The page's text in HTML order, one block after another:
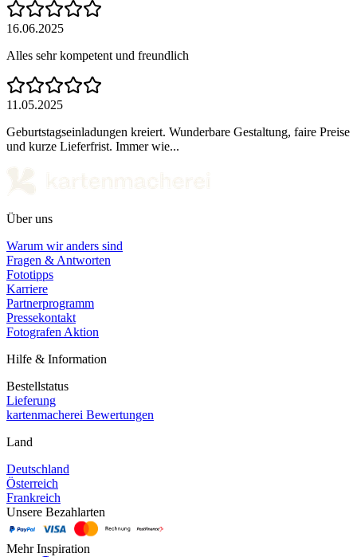
16.06.2025
Alles sehr kompetent und freundlich
11.05.2025
Geburtstagseinladungen kreiert. Wunderbare Gestaltung, faire Preise
und kurze Lieferfrist. Immer wie...
Über uns
Warum wir anders sind
Fragen & Antworten
Fototipps
Karriere
Partnerprogramm
Pressekontakt
Fotografen Aktion
Hilfe & Information
Bestellstatus
Lieferung
kartenmacherei Bewertungen
Land
Deutschland
Österreich
Frankreich
Unsere Bezahlarten
Mehr Inspiration